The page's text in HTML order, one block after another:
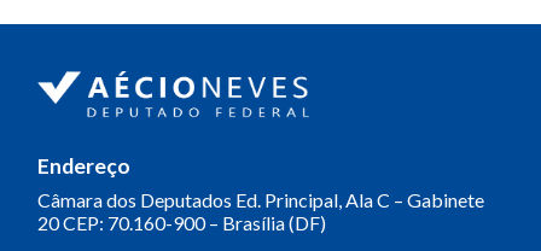
Endereço
Câmara dos Deputados Ed. Principal, Ala C – Gabinete
20CEP: 70.160-900 – Brasília (DF)